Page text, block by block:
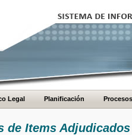
Legal Planificación Procesos
de Items Adjudicados